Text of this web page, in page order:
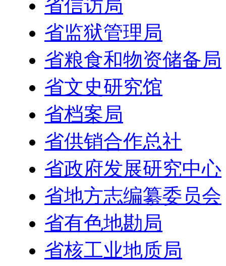
省信访局
省监狱管理局
省粮食和物资储备局
省文史研究馆
省档案局
省供销合作总社
省政府发展研究中心
省地方志编纂委员会
省有色地勘局
省核工业地质局